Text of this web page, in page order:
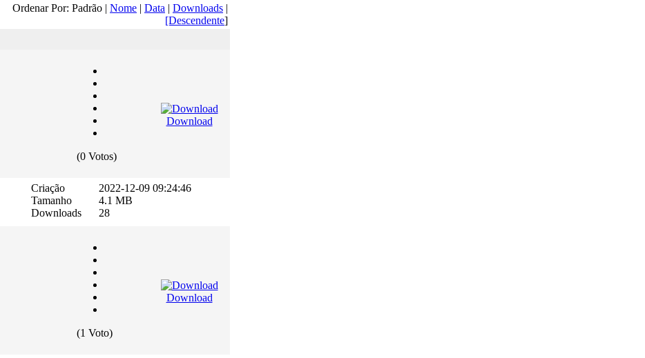
Ordenar Por: Padrão | Nome | Data | Downloads |
[Descendente]
(0 Votos)
Download
Criação
Tamanho
Downloads
2022-12-09 09:24:46
4.1 MB
28
(1 Voto)
Download